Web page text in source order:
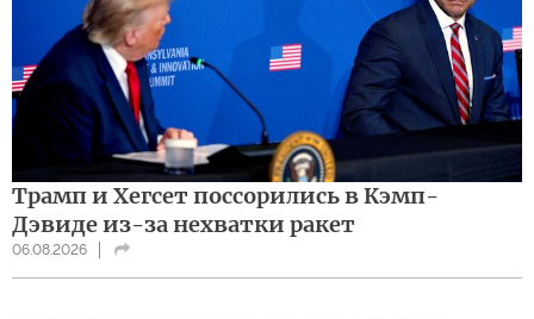
Трамп и Хегсет поссорились в Кэмп-
Дэвиде из-за нехватки ракет
06.08.2026